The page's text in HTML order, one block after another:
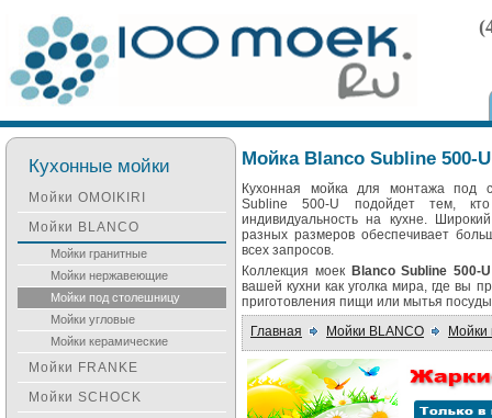
Мойка Blanco Subline 500-U
Кухонная мойка для монтажа под
Subline 500-U подойдет тем,
индивидуальность на кухне.
разных размеров обеспечивает
всех запросов.
Коллекция моек Blanco Subline 500-
вашей кухни как уголка мира, где вы
приготовления пищи или мытья
Главная
Мойки BLANCO Мойки
Кухонные мойки
Мойки OMOIKIRI
Мойки BLANCO
Мойки гранитные
Мойки нержавеющие
Мойки под столешницу
Мойки угловые
Мойки керамические
Мойки FRANKE
Мойки SCHOCK